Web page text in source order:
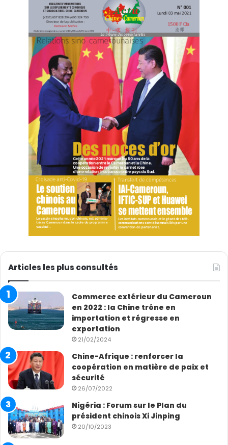
Articles les plus consultés
Commerce extérieur du Cameroun
en 2022 : la Chine trône en
importation et régresse en
exportation
21/02/2024
Chine-Afrique : renforcer la
coopération en matière de paix et
sécurité
26/07/2022
Nigéria : Forum sur le Plan du
président chinois Xi Jinping
20/10/2023